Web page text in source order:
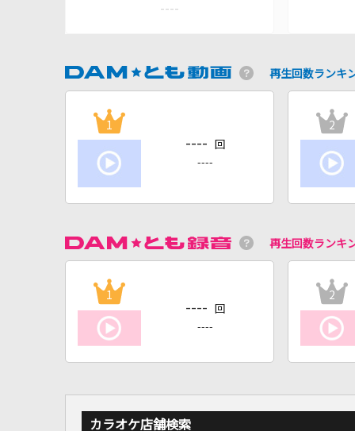
----
再生回数ランキ
1
---- 回
----
2
再生回数ランキ
1
---- 回
----
2
カラオケ店舗検索